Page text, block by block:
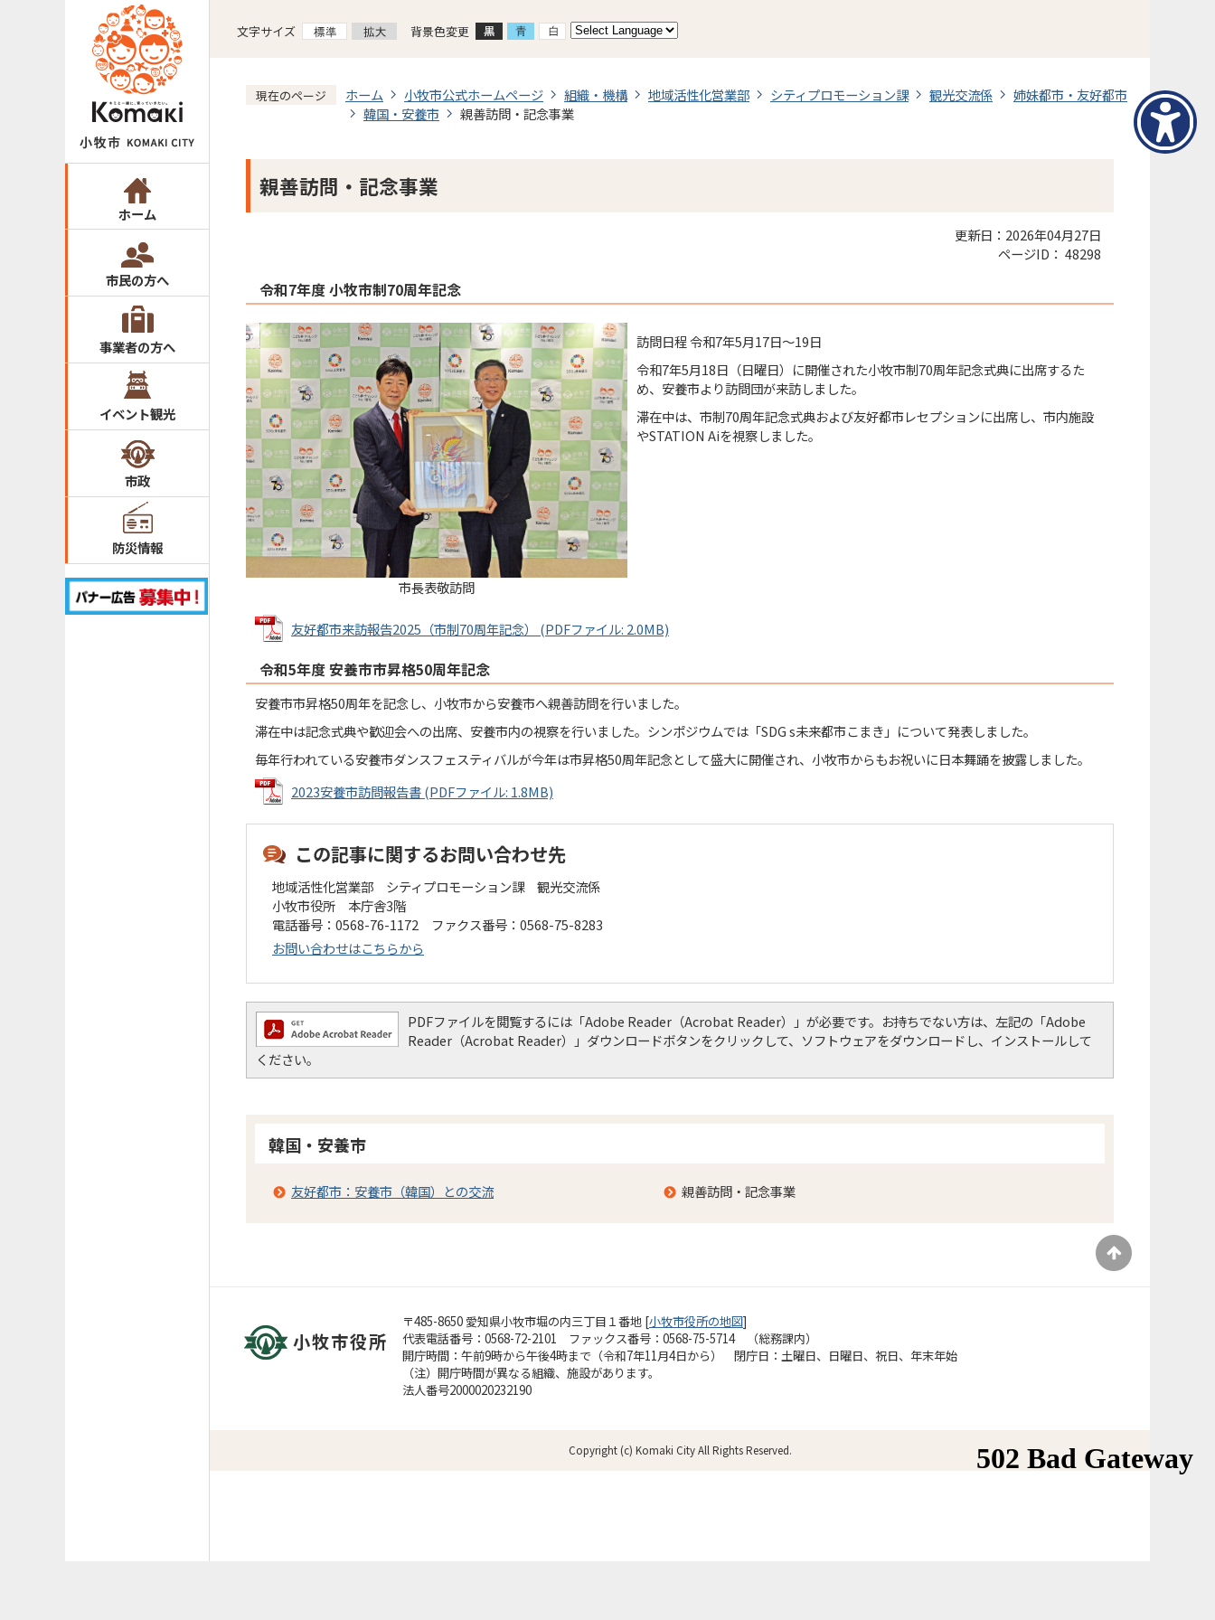
ホーム
市民の方へ
事業者の方へ
イベント観光
市政
防災情報
文字サイズ 背景色変更
現在のページ ホーム 小牧市公式ホームページ 組織・機構 地域活性化営業部 シティプロモーション課 観光交流係
姉妹都市・友好都市
韓国・安養市
親善訪問・記念事業
親善訪問・記念事業
更新日：2026年04月27日
ページID： 48298
令和7年度 小牧市制70周年記念
市長表敬訪問
訪問日程 令和7年5月17日～19日
令和7年5月18日（日曜日）に開催された小牧市制70周年記念式典に出席するた
め、安養市より訪問団が来訪しました。
滞在中は、市制70周年記念式典および友好都市レセプションに出席し、市内施設
やSTATION Aiを視察しました。
友好都市来訪報告2025（市制70周年記念） (PDFファイル: 2.0MB)
令和5年度 安養市市昇格50周年記念
安養市市昇格50周年を記念し、小牧市から安養市へ親善訪問を行いました。
滞在中は記念式典や歓迎会への出席、安養市内の視察を行いました。シンポジウムでは「SDG s未来都市こまき」について発表しました。
毎年行われている安養市ダンスフェスティバルが今年は市昇格50周年記念として盛大に開催され、小牧市からもお祝いに日本舞踊を披露しました。
2023安養市訪問報告書 (PDFファイル: 1.8MB)
この記事に関するお問い合わせ先
地域活性化営業部 シティプロモーション課 観光交流係
小牧市役所 本庁舎3階
電話番号：0568-76-1172 ファクス番号：0568-75-8283
お問い合わせはこちらから
PDFファイルを閲覧するには「Adobe Reader（Acrobat Reader）」が必要です。お持ちでない方は、左記の「Adobe
Reader（Acrobat Reader）」ダウンロードボタンをクリックして、ソフトウェアをダウンロードし、インストールして
ください。
韓国・安養市
友好都市：安養市（韓国）との交流 親善訪問・記念事業
小牧市役所
〒485-8650 愛知県小牧市堀の内三丁目１番地 [小牧市役所の地図]
代表電話番号：0568-72-2101 ファックス番号：0568-75-5714 （総務課内）
開庁時間：午前9時から午後4時まで（令和7年11月4日から） 閉庁日：土曜日、日曜日、祝日、年末年始
（注）開庁時間が異なる組織、施設があります。
法人番号2000020232190
Copyright (c) Komaki City All Rights Reserved.